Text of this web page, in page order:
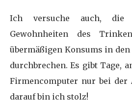
Ich versuche auch, die
Gewohnheiten des
übermäßigen Konsums in
durchbrechen. Es gibt Tage,
Firmencomputer nur bei der
darauf bin ich stolz!